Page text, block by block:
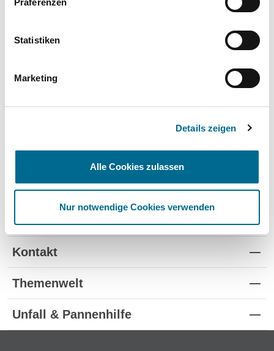
Präferenzen
Statistiken
Marketing
Details zeigen
Alle Cookies zulassen
Nur notwendige Cookies verwenden
Schnelle Verfügbarkeit
Flexible Laufzeiten ✔ - -
- -
Standorte
Kontakt
Themenwelt
Unfall & Pannenhilfe